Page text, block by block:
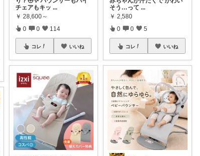
チェアもキッ ...
￥ 28,600～
0 0 114
コレ いいね
そう…って ...
￥ 2,580
0 0 5
コレ いいね